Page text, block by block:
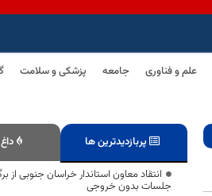
علم و فناوری جامعه پزشکی و سلامت
پربازدیدترین ها
انتقاد معاون استاندار خراسان جنوبی از
جلسات بدون خروجی